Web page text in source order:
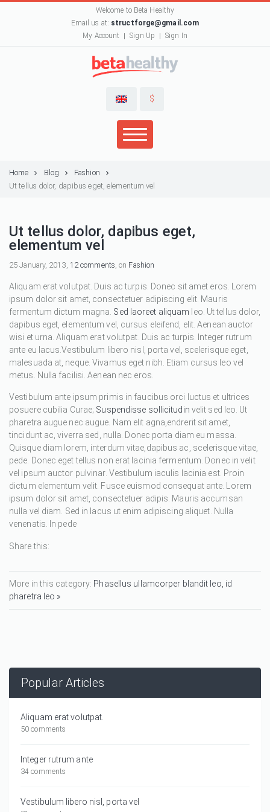
Welcome to Beta Healthy
Email us at: structforge@gmail.com
My Account
Sign Up Sign In
$
Home Blog
Fashion
Ut tellus dolor, dapibus eget, elementum vel
Ut tellus dolor, dapibus eget,
elementum vel
25 January, 2013, 12 comments, on Fashion
Aliquam erat volutpat. Duis ac turpis. Donec sit amet eros. Lorem
ipsum dolor sit amet, consectetuer adipiscing elit. Mauris
fermentum dictum magna. Sed laoreet aliquam leo. Ut tellus dolor,
dapibus eget, elementum vel, cursus eleifend, elit. Aenean auctor
wisi et urna. Aliquam erat volutpat. Duis ac turpis. Integer rutrum
ante eu lacus.Vestibulum libero nisl, porta vel, scelerisque eget,
malesuada at, neque. Vivamus eget nibh. Etiam cursus leo vel
metus. Nulla facilisi. Aenean nec eros.
Vestibulum ante ipsum primis in faucibus orci luctus et ultrices
posuere cubilia Curae; Suspendisse sollicitudin velit sed leo. Ut
pharetra augue nec augue. Nam elit agna,endrerit sit amet,
tincidunt ac, viverra sed, nulla. Donec porta diam eu massa.
Quisque diam lorem, interdum vitae,dapibus ac, scelerisque vitae,
pede. Donec eget tellus non erat lacinia fermentum. Donec in velit
vel ipsum auctor pulvinar. Vestibulum iaculis lacinia est. Proin
dictum elementum velit. Fusce euismod consequat ante. Lorem
ipsum dolor sit amet, consectetuer adipis. Mauris accumsan
nulla vel diam. Sed in lacus ut enim adipiscing aliquet. Nulla
venenatis. In pede
Share this:
More in this category: Phasellus ullamcorper blandit leo, id
pharetra leo »
Popular Articles
Aliquam erat volutpat.
50 comments
Integer rutrum ante
34 comments
Vestibulum libero nisl, porta vel